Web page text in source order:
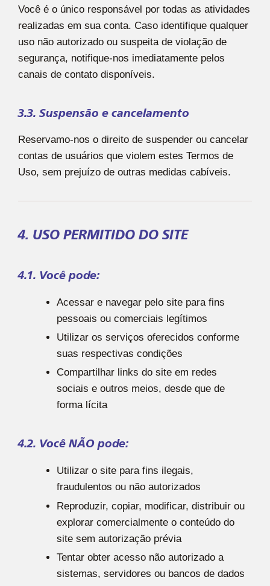
Você é o único responsável por todas as atividades
realizadas em sua conta. Caso identifique qualquer
uso não autorizado ou suspeita de violação de
segurança, notifique-nos imediatamente pelos
canais de contato disponíveis.
3.3. Suspensão e cancelamento
Reservamo-nos o direito de suspender ou cancelar
contas de usuários que violem estes Termos de
Uso, sem prejuízo de outras medidas cabíveis.
4. USO PERMITIDO DO SITE
4.1. Você pode:
Acessar e navegar pelo site para fins
pessoais ou comerciais legítimos
Utilizar os serviços oferecidos conforme
suas respectivas condições
Compartilhar links do site em redes
sociais e outros meios, desde que de
forma lícita
4.2. Você NÃO pode:
Utilizar o site para fins ilegais,
fraudulentos ou não autorizados
Reproduzir, copiar, modificar, distribuir ou
explorar comercialmente o conteúdo do
site sem autorização prévia
Tentar obter acesso não autorizado a
sistemas, servidores ou bancos de dados